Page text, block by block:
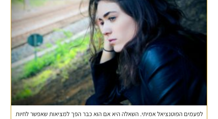
לפעמים הפוטנציאל אמיתי. השאלה היא אם הוא כבר הפך למציאות שאפשר לחיות